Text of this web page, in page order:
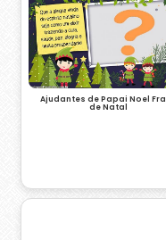
Ajudantes de Papai Noel
de Natal